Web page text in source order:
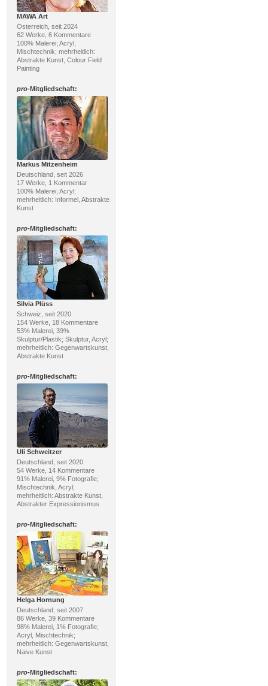
MAWA Art
Österreich, seit 2024
62 Werke, 6 Kommentare
100% Malerei; Acryl,
Mischtechnik; mehrheitlich:
Abstrakte Kunst, Colour Field
Painting
pro-Mitgliedschaft:
Markus Mitzenheim
Deutschland, seit 2026
17 Werke, 1 Kommentar
100% Malerei; Acryl;
mehrheitlich: Informel, Abstrakte
Kunst
pro-Mitgliedschaft:
Silvia Plüss
Schweiz, seit 2020
154 Werke, 18 Kommentare
53% Malerei, 39%
Skulptur/Plastik; Skulptur, Acryl;
mehrheitlich: Gegenwartskunst,
Abstrakte Kunst
pro-Mitgliedschaft:
Uli Schweitzer
Deutschland, seit 2020
54 Werke, 14 Kommentare
91% Malerei, 9% Fotografie;
Mischtechnik, Acryl;
mehrheitlich: Abstrakte Kunst,
Abstrakter Expressionismus
pro-Mitgliedschaft:
Helga Hornung
Deutschland, seit 2007
86 Werke, 39 Kommentare
98% Malerei, 1% Fotografie;
Acryl, Mischtechnik;
mehrheitlich: Gegenwartskunst,
Naive Kunst
pro-Mitgliedschaft: